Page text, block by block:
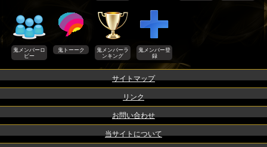
鬼メンバーロ
ビー
鬼トーーク
鬼メンバーラ
ンキング
鬼メンバー登
録
サイトマップ
リンク
お問い合わせ
当サイトについて